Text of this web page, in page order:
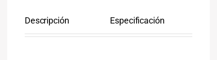
Descripción Especificación